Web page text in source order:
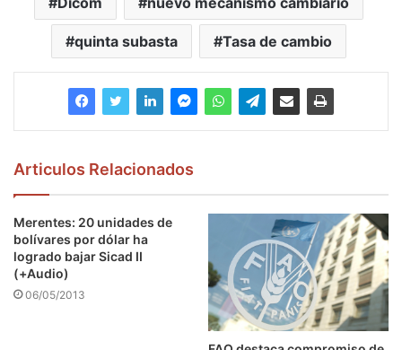
quinta subasta Tasa de cambio
Articulos Relacionados
Merentes: 20 unidades de
bolívares por dólar ha
logrado bajar Sicad II
(+Audio)
06/05/2013